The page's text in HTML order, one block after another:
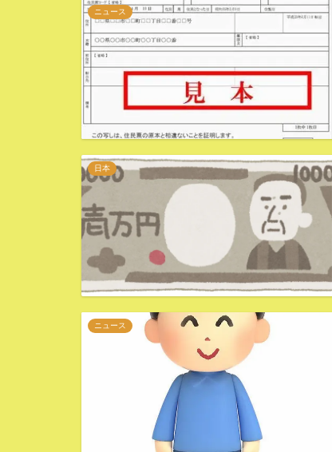
ニュース
日本
ニュース